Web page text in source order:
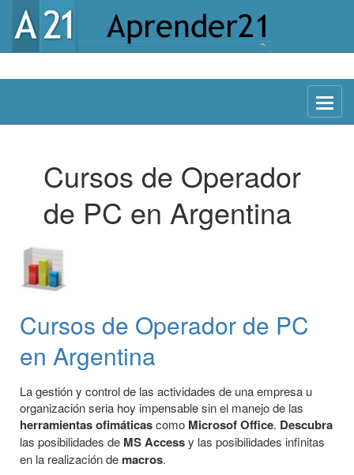
Menu
Cursos de Operador
de PC en Argentina
Cursos de Operador de PC
en Argentina
La gestión y control de las actividades de una empresa u
organización seria hoy impensable sin el manejo de las
herramientas ofimáticascomo Microsof Office. Descubra
las posibilidades de MS Accessy las posibilidades infinitas
en la realización de macros.